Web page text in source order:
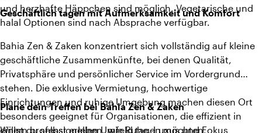
und herzhafte Häppchen sind möglich. Vegetarische und
halal Optionen sind nach Absprache verfügbar.
Geschäftlich tagen mit Aufmerksamkeit und Komfort
Bahia Zen & Zaken konzentriert sich vollständig auf kleine
geschäftliche Zusammenkünfte, bei denen Qualität,
Privatsphäre und persönlicher Service im Vordergrund
stehen. Die exklusive Vermietung, hochwertige
Einrichtungen und ruhige Umgebung machen diesen Ort
besonders geeignet für Organisationen, die effizient in
einem professionellen Umfeld tagen möchten.
Plane dein Treffen bei Bahia Zen & Zaken
Willst du selbst erleben, wie Ruhe, Luxus und Fokus